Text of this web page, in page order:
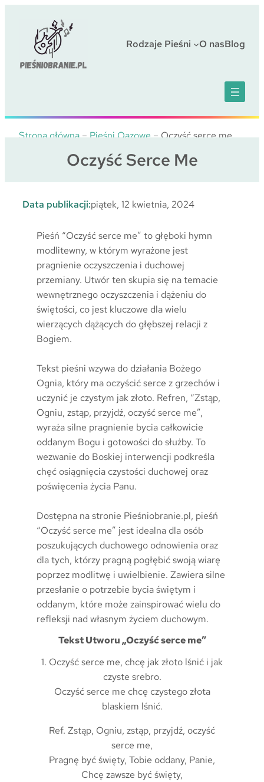
Rodzaje Pieśni O nasBlog
Strona główna–Pieśni Oazowe–Oczyść serce me
Oczyść Serce Me
Data publikacji:piątek, 12 kwietnia, 2024
Pieśń “Oczyść serce me” to głęboki hymn
modlitewny, w którym wyrażone jest
pragnienie oczyszczenia i duchowej
przemiany. Utwór ten skupia się na temacie
wewnętrznego oczyszczenia i dążeniu do
świętości, co jest kluczowe dla wielu
wierzących dążących do głębszej relacji z
Bogiem.
Tekst pieśni wzywa do działania Bożego
Ognia, który ma oczyścić serce z grzechów i
uczynić je czystym jak złoto. Refren, “Zstąp,
Ogniu, zstąp, przyjdź, oczyść serce me”,
wyraża silne pragnienie bycia całkowicie
oddanym Bogu i gotowości do służby. To
wezwanie do Boskiej interwencji podkreśla
chęć osiągnięcia czystości duchowej oraz
poświęcenia życia Panu.
Dostępna na stronie Pieśniobranie.pl, pieśń
“Oczyść serce me” jest idealna dla osób
poszukujących duchowego odnowienia oraz
dla tych, którzy pragną pogłębić swoją wiarę
poprzez modlitwę i uwielbienie. Zawiera silne
przesłanie o potrzebie bycia świętym i
oddanym, które może zainspirować wielu do
refleksji nad własnym życiem duchowym.
Tekst Utworu „Oczyść serce me”
1. Oczyść serce me, chcę jak złoto lśnić i jak
czyste srebro.
Oczyść serce me chcę czystego złota
blaskiem lśnić.
Ref. Zstąp, Ogniu, zstąp, przyjdź, oczyść
serce me,
Pragnę być święty, Tobie oddany, Panie,
Chcę zawsze być święty,